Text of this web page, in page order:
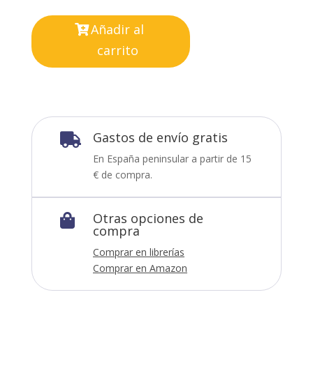
Añadir al
carrito
 Gastos de envío gratis
En España peninsular a partir de 15
€ de compra.
 Otras opciones de
compra
Comprar en librerías
Comprar en Amazon